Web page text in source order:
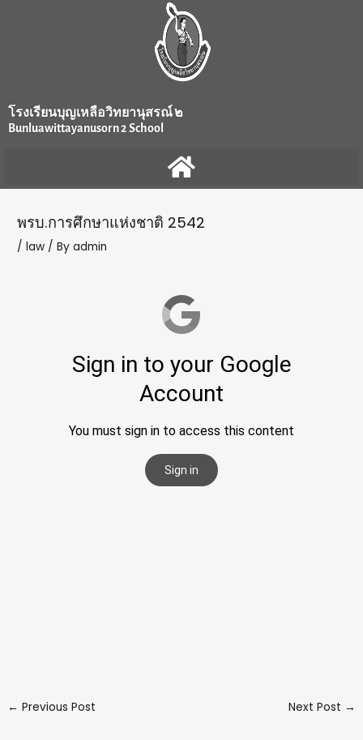
โรงเรียนบุญเหลือวิทยานุสรณ์ ๒
Bunluawittayanusorn 2 School
พรบ.การศึกษาแห่งชาติ 2542
/law / Byadmin
← Previous Post Next Post →